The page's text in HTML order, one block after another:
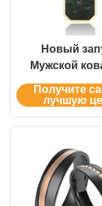
Новый
Мужской
волоконный
из
стали
ожерелье 14
для
Получите
лучшую